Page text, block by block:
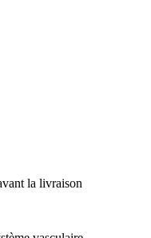
la livraison